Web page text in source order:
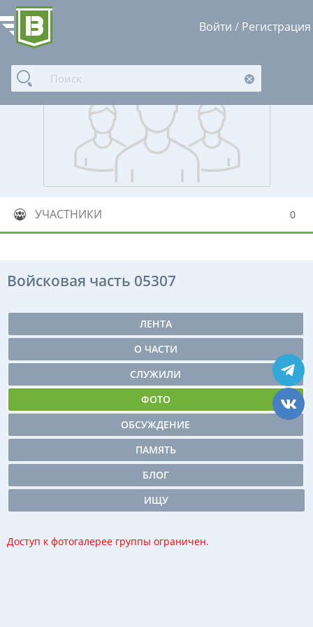
Войти / Регистрация
УЧАСТНИКИ 0
Войсковая часть 05307
ЛЕНТА
О ЧАСТИ
СЛУЖИЛИ
ФОТО
ОБСУЖДЕНИЕ
ПАМЯТЬ
БЛОГ
ИЩУ
Доступ к фотогалерее группы ограничен.